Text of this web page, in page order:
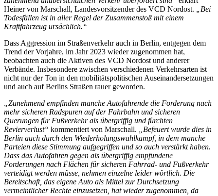
Heiner von Marschall, Landesvorsitzender des VCD Nordost.
„Bei
Todesfällen ist in aller Regel der Zusammenstoß mit einem
Kraftfahrzeug ursächlich.“
Dass Aggression im Straßenverkehr auch in Berlin, entgegen dem
Trend der Vorjahre, im Jahr 2023 wieder zugenommen hat,
beobachten auch die Aktiven des VCD Nordost und anderer
Verbände. Insbesondere zwischen verschiedenen Verkehrsarten ist
nicht nur der Ton in den mobilitätspolitischen Auseinandersetzungen
und auch auf Berlins Straßen rauer geworden.
„Zunehmend empfinden manche Autofahrende die Forderung nach
mehr sicheren Radspuren auf der Fahrbahn und sicheren
Querungen für Fußverkehr als übergriffig und fürchten
Revierverlust“ kommentiert von Marschall. „Befeuert wurde dies in
Berlin auch durch den Wiederholungswahlkampf, in dem manche
Parteien diese Stimmung aufgegriffen und so auch verstärkt haben.
Dass das Autofahren gegen als übergriffig empfundene
Forderungen nach Flächen für sicheren Fahrrad- und Fußverkehr
verteidigt werden müsse, nehmen einzelne leider wörtlich. Die
Bereitschaft, das eigene Auto als Mittel zur Durchsetzung
vermeintlicher Rechte einzusetzen, hat wieder zugenommen, da